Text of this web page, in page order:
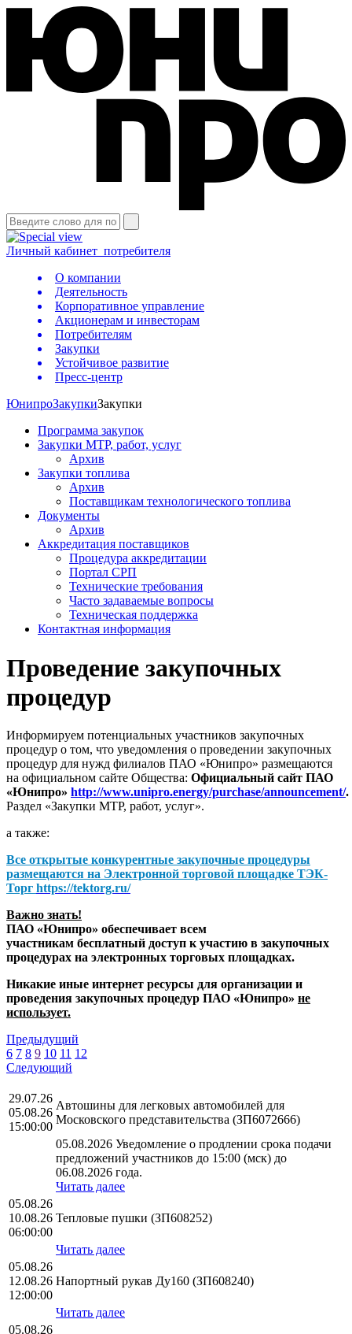
Личный кабинет потребителя
О компании
Деятельность
Корпоративное управление
Акционерам и инвесторам
Потребителям
Закупки
Устойчивое развитие
Пресс-центр
ЮнипроЗакупкиЗакупки
Программа закупок
Закупки МТР, работ, услуг
Архив
Закупки топлива
Архив
Поставщикам технологического топлива
Документы
Архив
Аккредитация поставщиков
Процедура аккредитации
Портал СРП
Технические требования
Часто задаваемые вопросы
Техническая поддержка
Контактная информация
Проведение закупочных
процедур
Информируем потенциальных участников закупочных
процедур о том, что уведомления о проведении закупочных
процедур для нужд филиалов ПАО «Юнипро» размещаются
на официальном сайте Общества: Официальный сайт ПАО
«Юнипро» http://www.unipro.energy/purchase/announcement/.
Раздел «Закупки МТР, работ, услуг».
а также:
Все открытые конкурентные закупочные процедуры
размещаются на Электронной торговой площадке ТЭК-
Торг https://tektorg.ru/
Важно знать!
ПАО «Юнипро» обеспечивает всем
участникам бесплатный доступ к участию в закупочных
процедурах на электронных торговых площадках.
Никакие иные интернет ресурсы для организации и
проведения закупочных процедур ПАО «Юнипро» не
использует.
Предыдущий
6 7 8 9 10 11 12
Следующий
29.07.26
05.08.26
15:00:00
Автошины для легковых автомобилей для
Московского представительства (ЗП6072666)
05.08.2026 Уведомление о продлении срока подачи
предложений участников до 15:00 (мск) до
06.08.2026 года.
Читать далее
05.08.26
10.08.26
06:00:00
Тепловые пушки (ЗП608252)
Читать далее
05.08.26
12.08.26
12:00:00
Напортный рукав Ду160 (ЗП608240)
Читать далее
05.08.26